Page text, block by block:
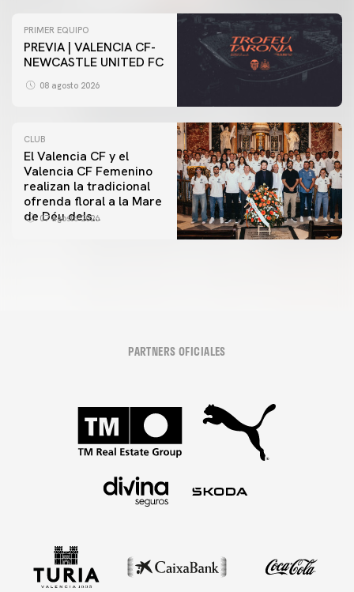
PRIMER EQUIPO
PREVIA | VALENCIA CF-
NEWCASTLE UNITED FC
08 agosto 2026
CLUB
El Valencia CF y el
Valencia CF Femenino
realizan la tradicional
ofrenda floral a la Mare
de Déu dels
07 agosto 2026
PARTNERS OFICIALES